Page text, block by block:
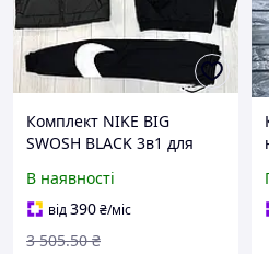
Комплект NIKE BIG
SWOSH BLACK 3в1 для
стильний універсальний і
якісний
В наявності
від390₴/міс
3 505.50 ₴